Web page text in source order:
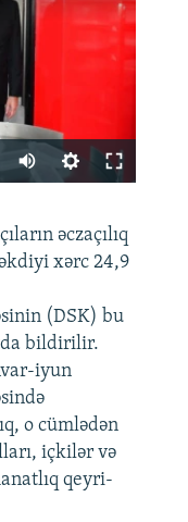
480p
360p
480p
720p
1080p
əczaçılıq
xərc 24,9
(DSK) bu
bildirilir.
iyun
o cümlədən
içkilər və
qeyri-